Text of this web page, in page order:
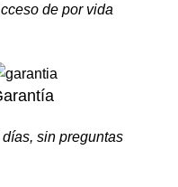
de por vida
días, sin preguntas